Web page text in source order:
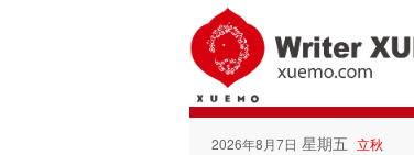
2026年8月7日 星期五 立秋